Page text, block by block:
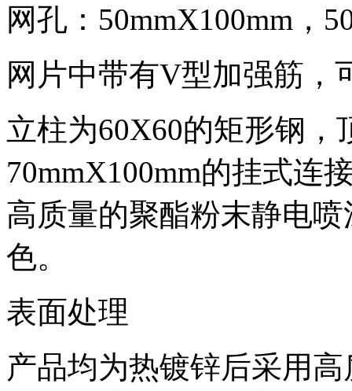
网孔：50mmX100mm，
网片中带有V型加强筋，
立柱为60X60的矩形钢
70mmX100mm的挂式连
高质量的聚酯粉末静电
色。
表面处理
产品均为热镀锌后采用